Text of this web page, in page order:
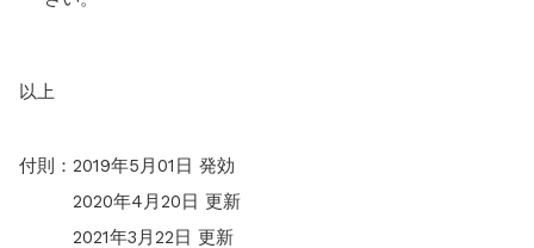
以上
付則：2019年5月01日 発効
2020年4月20日 更新
2021年3月22日 更新